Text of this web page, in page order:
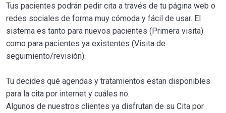
Tus pacientes podrán pedir cita a través de tu página web o
redes sociales de forma muy cómoda y fácil de usar. El
sistema es tanto para nuevos pacientes (Primera visita)
como para pacientes ya existentes (Visita de
seguimiento/revisión).
Tu decides qué agendas y tratamientos estan disponibles
para la cita por internet y cuáles no.
Algunos de nuestros clientes ya disfrutan de su Cita por